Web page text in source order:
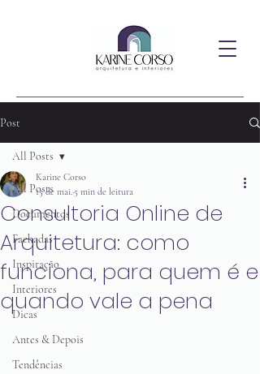
Post
All Posts
Documentos
Fachadas
Inspiração
Interiores
Dicas
Antes & Depois
Tendências
All Posts
Consultoria Online de
Arquitetura: como
funciona, para quem é e
quando vale a pena
Karine Corso
15 de mai.5 min de leitura